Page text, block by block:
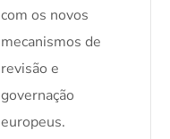
com os novos
mecanismos de
revisão e
governação
europeus.